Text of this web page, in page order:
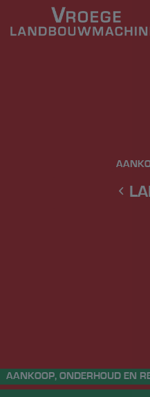
AANKOOP, ONDERHOUD EN